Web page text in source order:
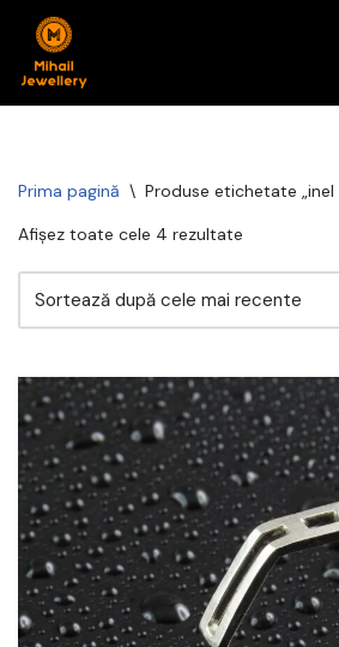
Sari
la
Prima pagină \ Produse etichetate „inel
Afișez toate cele 4 rezultate